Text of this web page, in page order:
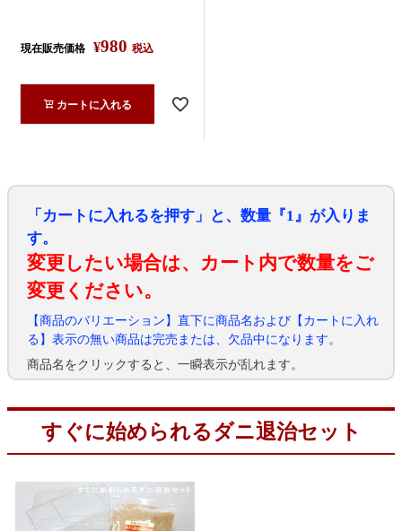
現在販売価格 ¥980 税込
カートに入れる
「カートに入れるを押す」と、数量『1』が入りま
す。
変更したい場合は、カート内で数量をご
変更ください。
【商品のバリエーション】直下に商品名および【カートに入れ
る】表示の無い商品は完売または、欠品中になります。
商品名をクリックすると、一瞬表示が乱れます。
すぐに始められるダニ退治セット